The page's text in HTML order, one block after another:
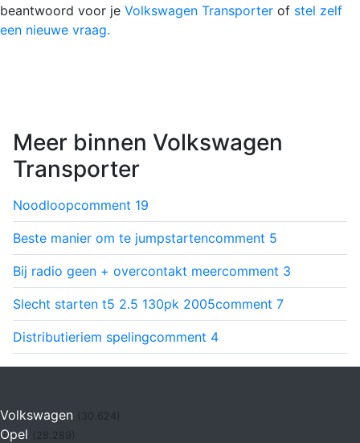
beantwoord voor je Volkswagen Transporter of stel zelf
een nieuwe vraag.
Meer binnen Volkswagen
Transporter
Noodloopcomment 19
Beste manier om te jumpstartencomment 5
Bij radio geen + overcontakt meercomment 3
Slecht starten t5 2.5 130pk 2005comment 7
Distributieriem spelingcomment 4
Volkswagen (30.624)
Opel